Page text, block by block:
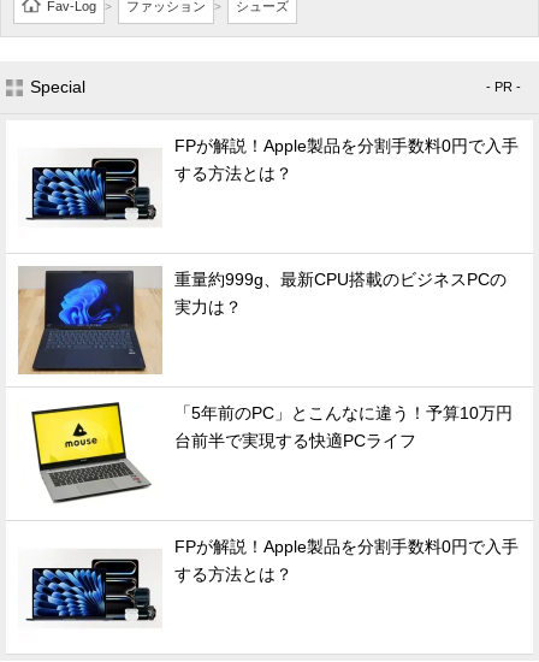
Fav-Log > ファッション > シューズ
Special - PR -
FPが解説！Apple製品を分割手数料0円で入手
する方法とは？
重量約999g、最新CPU搭載のビジネスPCの
実力は？
「5年前のPC」とこんなに違う！予算10万円
台前半で実現する快適PCライフ
FPが解説！Apple製品を分割手数料0円で入手
する方法とは？